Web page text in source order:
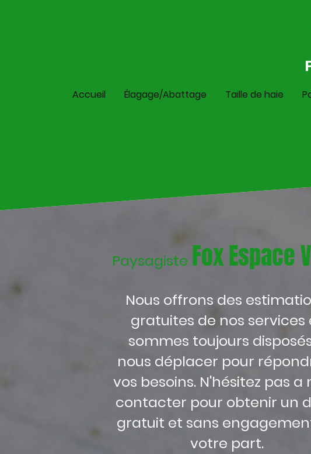
Accueil Élagage/Abattage Taille de haie
Nous offrons des
gratuites de nos services
sommes toujours
nous déplacer pour
vos besoins. N'hésitez pas a
contacter pour obtenir un
gratuit et sans
votre part.
Paysagiste Fox Espace